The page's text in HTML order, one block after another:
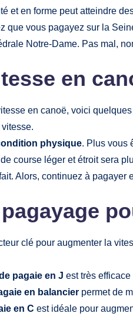
et en forme peut atteindre
que vous pagayez sur la
Notre-Dame. Pas mal,
en
en canoë, voici
physique. Plus vous
course léger et étroit sera
Alors, continuez à
clé pour augmenter la
pagaie en J est très
en balancier permet de
en C est idéale pour